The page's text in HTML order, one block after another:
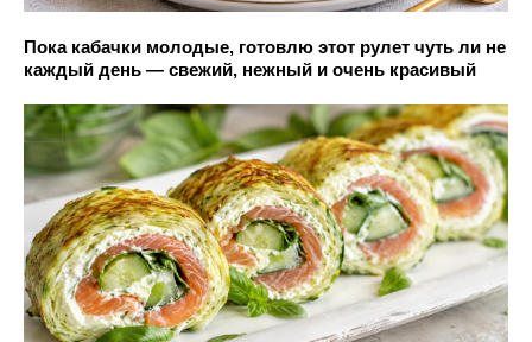
Пока кабачки молодые, готовлю этот рулет чуть ли не
каждый день — свежий, нежный и очень красивый